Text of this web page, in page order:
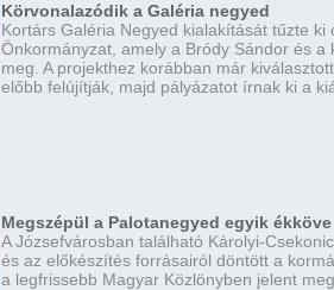
Körvonalazódik a Galéria negyed
Kortárs Galéria Negyed kialakítását tűzte ki
Önkormányzat, amely a Bródy Sándor és a
meg. A projekthez korábban már
előbb felújítják, majd pályázatot írnak ki a
Megszépül a Palotanegyed egyik ékköve
A Józsefvárosban található Károlyi-
és az előkészítés forrásairól döntött a
a legfrissebb Magyar Közlönyben jelent meg.